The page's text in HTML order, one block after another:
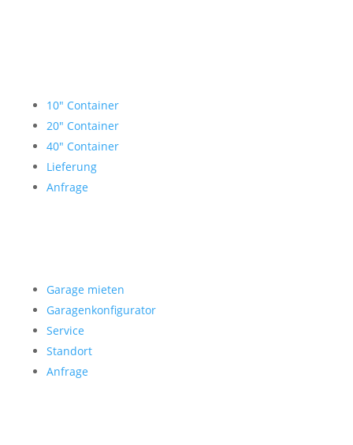
10″ Container
20″ Container
40″ Container
Lieferung
Anfrage
Garage mieten
Garagenkonfigurator
Service
Standort
Anfrage